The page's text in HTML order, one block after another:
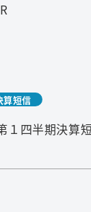
ポリシー
算短信
１四半期決算